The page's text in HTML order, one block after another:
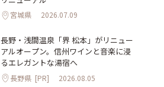
宮城県 2026.07.09
長野・浅間温泉「界 松本」がリニュー
アルオープン。信州ワインと音楽に浸
るエレガントな湯宿へ
長野県 [PR] 2026.08.05